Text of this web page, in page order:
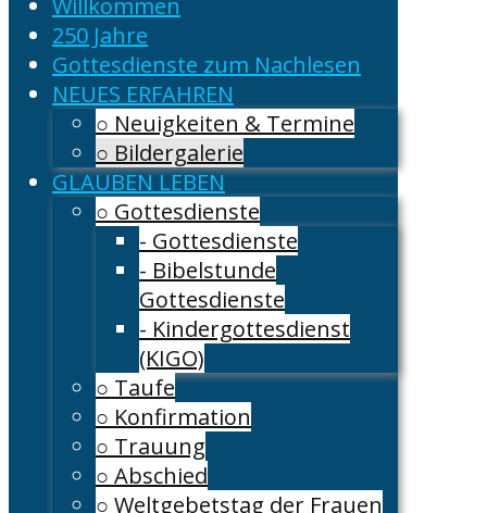
Willkommen
250 Jahre
Gottesdienste zum Nachlesen
NEUES ERFAHREN
○ Neuigkeiten & Termine
○ Bildergalerie
GLAUBEN LEBEN
○ Gottesdienste
- Gottesdienste
- Bibelstunde
Gottesdienste
- Kindergottesdienst
(KIGO)
○ Taufe
○ Konfirmation
○ Trauung
○ Abschied
○ Weltgebetstag der Frauen